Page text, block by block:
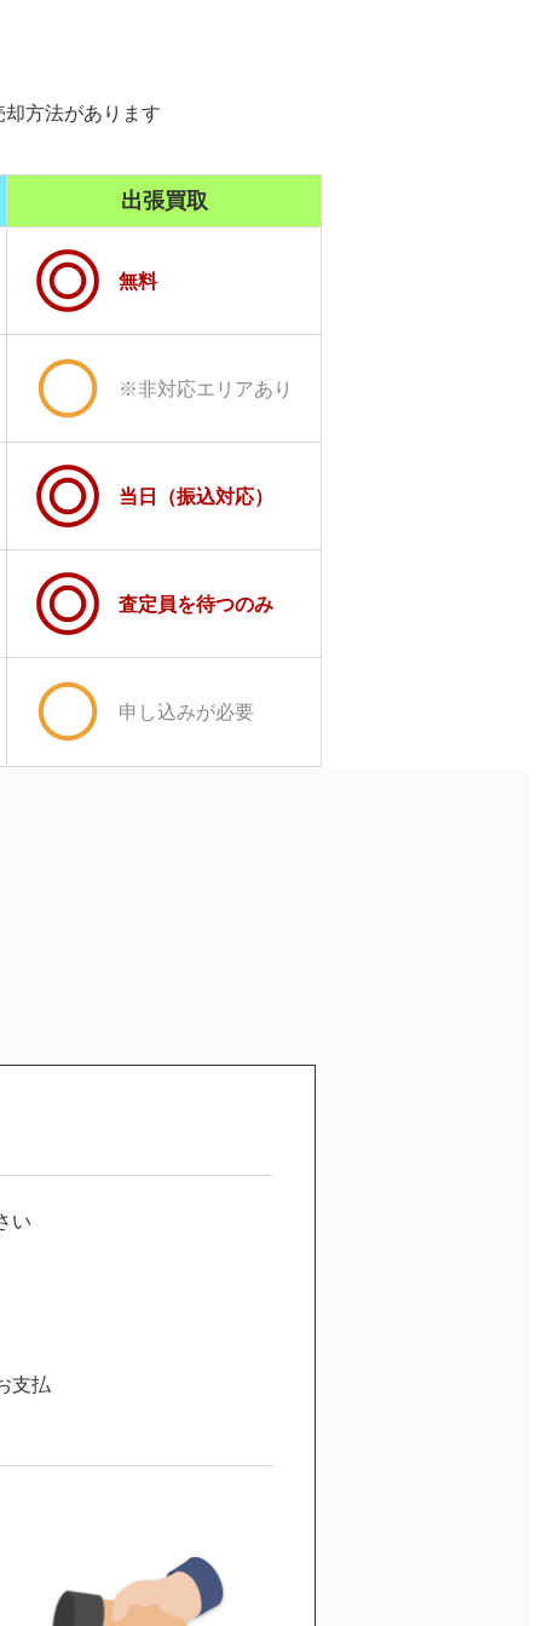
方法があります
出張買取
無料
※非対応エリアあり
当日（振込対応）
査定員を待つのみ
申し込みが必要
い
支払